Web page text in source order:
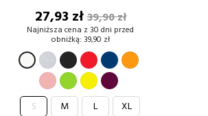
Cena
27,93 złCena
podstawowa
39,90 zł
Najniższa cena z 30 dni przed
obniżką: 39,90 zł
BIAŁYSZARYCZARNYCZERWONYGRANATOWY
POMARAŃCZOWY
PUDROWY
RÓŻ
ZielonyŻółtyburgund
S
M L XL